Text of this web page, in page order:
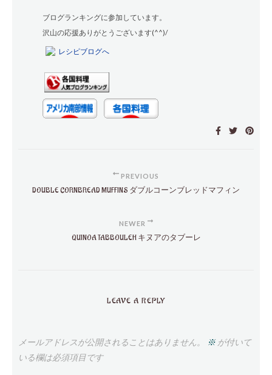
ブログランキングに参加しています。
沢山の応援ありがとうございます(^^)/
PREVIOUS
DOUBLE CORNBREAD MUFFINS ダブルコーンブレッドマフィン
NEWER
QUINOA TABBOULEH キヌアのタブーレ
LEAVE A REPLY
メールアドレスが公開されることはありません。 ※が付いて
いる欄は必須項目です